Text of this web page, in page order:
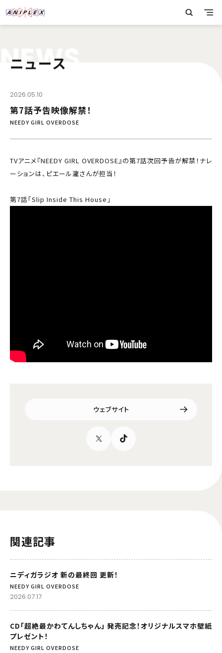
NEWS
ニュース
2026.05.10
第7話予告映像解禁！
NEEDY GIRL OVERDOSE
TVアニメ『NEEDY GIRL OVERDOSE』の第7話次回予告が解禁！ナレ
ーションは、ピエール瀧さんが担当！
第7話「Slip Inside This House」
ウェブサイト
関連記事
ニディガラジオ 新の最終回 更新！
NEEDY GIRL OVERDOSE
2026.07.17
CD「超絶最かわてんしちゃん」 発売記念！オリジナルスマホ壁紙
プレゼント！
NEEDY GIRL OVERDOSE